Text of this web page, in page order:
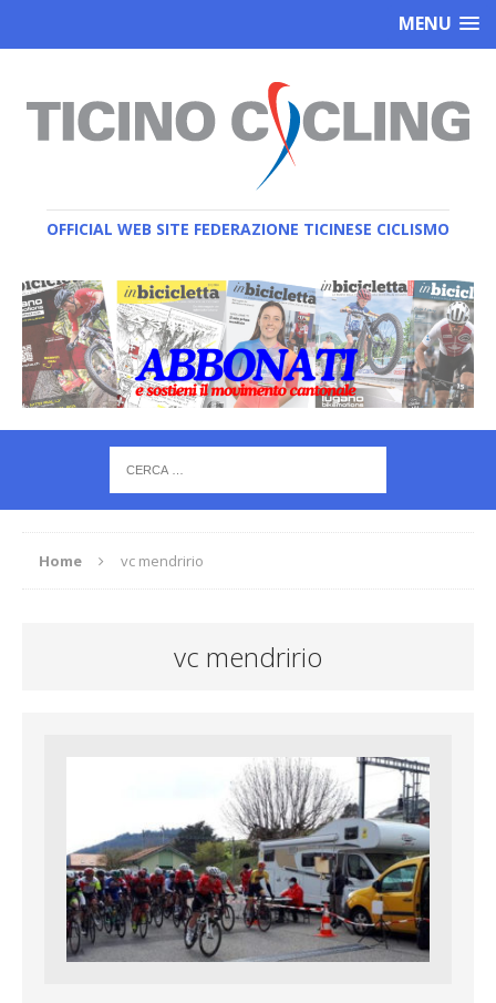
MENU
OFFICIAL WEB SITE FEDERAZIONE TICINESE CICLISMO
Home vc mendririo
vc mendririo